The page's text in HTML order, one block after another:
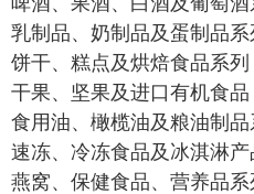
乳制品、奶制品及蛋制品系
饼干、糕点及烘焙食品系列
干果、坚果及进口有机食品
食用油、橄榄油及粮油制品
速冻、冷冻食品及冰淇淋产
燕窝、保健食品、营养品系